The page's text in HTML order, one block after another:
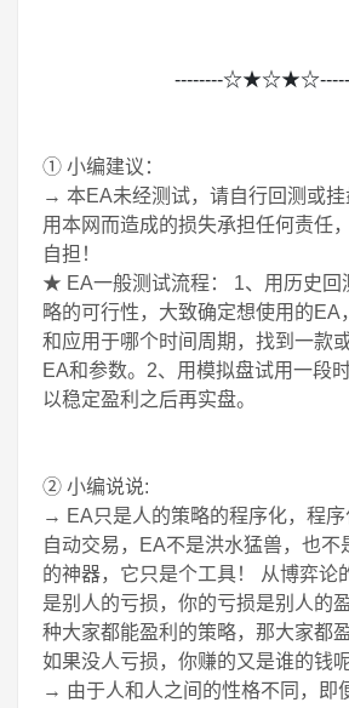
--------
① 小编建议：
→ 本EA未经测试，请自行回测或
用本网而造成的损失承担任何责任
自担！
★ EA一般测试流程： 1、用历史回
略的可行性，大致确定想使用的EA
和应用于哪个时间周期，找到一款
EA和参数。2、用模拟盘试用一段
以稳定盈利之后再实盘。
② 小编说说:
→ EA只是人的策略的程序化，程
自动交易，EA不是洪水猛兽，也不
的神器，它只是个工具！ 从博弈论
是别人的亏损，你的亏损是别人的
种大家都能盈利的策略，那大家都
如果没人亏损，你赚的又是谁的钱呢
→ 由于人和人之间的性格不同，即